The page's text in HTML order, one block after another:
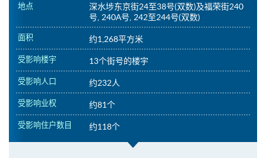
地点
深水埗东京街24至38号(双数)及福荣街240
号, 240A号, 242至244号(双数)
面积 约1,268平方米
受影响楼宇 13个街号的楼宇
受影响人口 约232人
受影响业权 约81个
受影响住户数目 约118个